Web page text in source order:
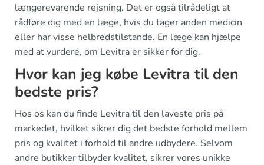
længerevarende rejsning. Det er også tilrådeligt at
rådføre dig med en læge, hvis du tager anden medicin
eller har visse helbredstilstande. En læge kan hjælpe
med at vurdere, om Levitra er sikker for dig.
Hvor kan jeg købe Levitra til den
bedste pris?
Hos os kan du finde Levitra til den laveste pris på
markedet, hvilket sikrer dig det bedste forhold mellem
pris og kvalitet i forhold til andre udbydere. Selvom
andre butikker tilbyder kvalitet, sikrer vores unikke